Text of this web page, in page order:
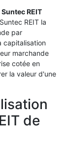
Suntec REIT
REIT la
par
capitalisation
marchande
cotée en
la valeur d'une
de